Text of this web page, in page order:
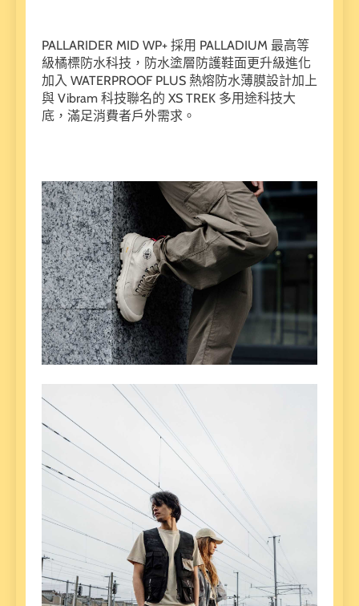
PALLARIDER MID WP+ 採用 PALLADIUM 最高等
級橘標防水科技，防水塗層防護鞋面更升級進化
加入 WATERPROOF PLUS 熱熔防水薄膜設計加上
與 Vibram 科技聯名的 XS TREK 多用途科技大
底，滿足消費者戶外需求。